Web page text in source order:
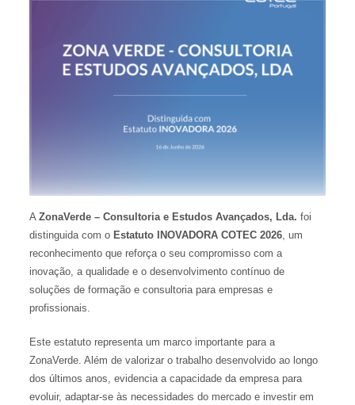
AZonaVerde – Consultoria e Estudos Avançados, Lda. foi
distinguida com o Estatuto INOVADORA COTEC 2026 , um
reconhecimento que reforça o seu compromisso com a
inovação, a qualidade e o desenvolvimento contínuo de
soluções de formação e consultoria para empresas e
profissionais.
Este estatuto representa um marco importante para a
ZonaVerde. Além de valorizar o trabalho desenvolvido ao longo
dos últimos anos, evidencia a capacidade da empresa para
evoluir, adaptar-se às necessidades do mercado e investir em